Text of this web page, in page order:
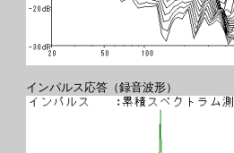
インパルス応答（録音波形）